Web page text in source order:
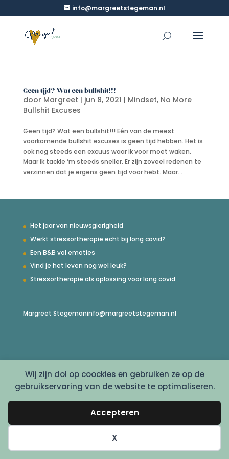
Wij zijn dol op coockies en gebruiken ze op de
gebruikservaring van de website te optimaliseren.
Accepteren
X
info@margreetstegeman.nl
Geen tijd? Wat een bullshit!!!
door Margreet | jun 8, 2021 | Mindset, No More
Bullshit Excuses
Geen tijd? Wat een bullshit!!! Eén van de meest
voorkomende bullshit excuses is geen tijd hebben. Het is
ook nog steeds een excuus waar ik voor moet waken.
Maar ik tackle ‘m steeds sneller. Er zijn zoveel redenen te
verzinnen dat je ergens geen tijd voor hebt. Maar...
Het jaar van nieuwsgierigheid
Werkt stressortherapie echt bij long covid?
Een B&B vol emoties
Vind je het leven nog wel leuk?
Stressortherapie als oplossing voor long covid
Margreet Stegemaninfo@margreetstegeman.nl
© Copyright 2022 - Margreet Stegeman